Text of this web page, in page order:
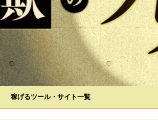
稼げるツール・サイト一覧